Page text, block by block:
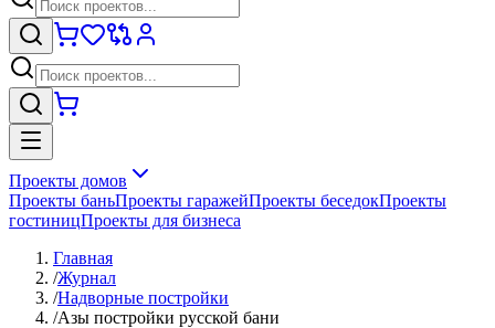
Проекты домов
Проекты баньПроекты гаражейПроекты беседокПроекты
гостиницПроекты для бизнеса
Главная
/Журнал
/Надворные постройки
/Азы постройки русской бани